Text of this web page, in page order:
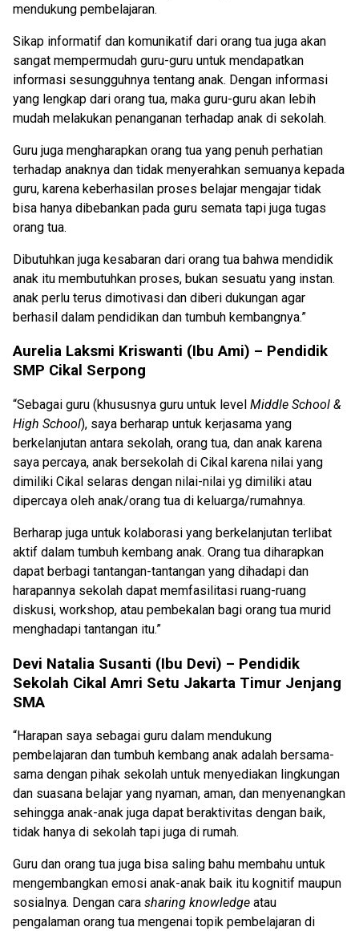
mendukung pembelajaran.
Sikap informatif dan komunikatif dari orang tua juga akan
sangat mempermudah guru-guru untuk mendapatkan
informasi sesungguhnya tentang anak. Dengan informasi
yang lengkap dari orang tua, maka guru-guru akan lebih
mudah melakukan penanganan terhadap anak di sekolah.
Guru juga mengharapkan orang tua yang penuh perhatian
terhadap anaknya dan tidak menyerahkan semuanya kepada
guru, karena keberhasilan proses belajar mengajar tidak
bisa hanya dibebankan pada guru semata tapi juga tugas
orang tua.
Dibutuhkan juga kesabaran dari orang tua bahwa mendidik
anak itu membutuhkan proses, bukan sesuatu yang instan.
anak perlu terus dimotivasi dan diberi dukungan agar
berhasil dalam pendidikan dan tumbuh kembangnya.”
Aurelia Laksmi Kriswanti (Ibu Ami) – Pendidik
SMP Cikal Serpong
“Sebagai guru (khususnya guru untuk level Middle School &
High School), saya berharap untuk kerjasama yang
berkelanjutan antara sekolah, orang tua, dan anak karena
saya percaya, anak bersekolah di Cikal karena nilai yang
dimiliki Cikal selaras dengan nilai-nilai yg dimiliki atau
dipercaya oleh anak/orang tua di keluarga/rumahnya.
Berharap juga untuk kolaborasi yang berkelanjutan terlibat
aktif dalam tumbuh kembang anak. Orang tua diharapkan
dapat berbagi tantangan-tantangan yang dihadapi dan
harapannya sekolah dapat memfasilitasi ruang-ruang
diskusi, workshop, atau pembekalan bagi orang tua murid
menghadapi tantangan itu.”
Devi Natalia Susanti (Ibu Devi) – Pendidik
Sekolah Cikal Amri Setu Jakarta Timur Jenjang
SMA
“Harapan saya sebagai guru dalam mendukung
pembelajaran dan tumbuh kembang anak adalah bersama-
sama dengan pihak sekolah untuk menyediakan lingkungan
dan suasana belajar yang nyaman, aman, dan menyenangkan
sehingga anak-anak juga dapat beraktivitas dengan baik,
tidak hanya di sekolah tapi juga di rumah.
Guru dan orang tua juga bisa saling bahu membahu untuk
mengembangkan emosi anak-anak baik itu kognitif maupun
sosialnya. Dengan cara sharing knowledge atau
pengalaman orang tua mengenai topik pembelajaran di